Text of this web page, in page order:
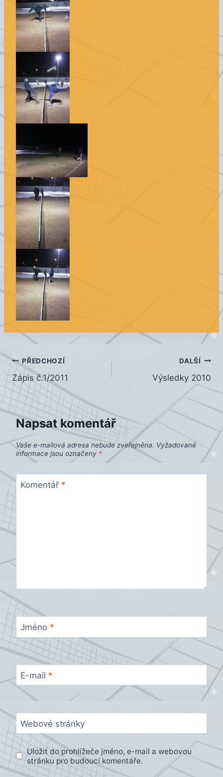
Navigace
pro
příspěvek
PŘEDCHOZÍ
Zápis č.1/2011
DALŠÍ
Výsledky 2010
Napsat komentář
Vaše e-mailová adresa nebude zveřejněna. Vyžadované
informace jsou označeny *
Komentář *
Jméno *
E-mail *
Webové stránky
Uložit do prohlížeče jméno, e-mail a webovou
stránku pro budoucí komentáře.